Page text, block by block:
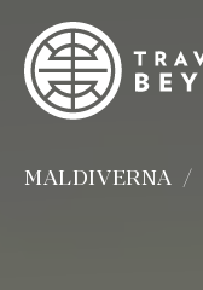
MALDIVERNA